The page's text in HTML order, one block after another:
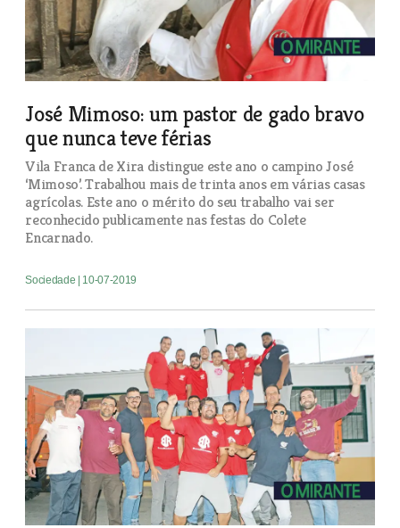
José Mimoso: um pastor de gado bravo
que nunca teve férias
Vila Franca de Xira distingue este ano o campino José
‘Mimoso’. Trabalhou mais de trinta anos em várias casas
agrícolas. Este ano o mérito do seu trabalho vai ser
reconhecido publicamente nas festas do Colete
Encarnado.
Sociedade | 10-07-2019